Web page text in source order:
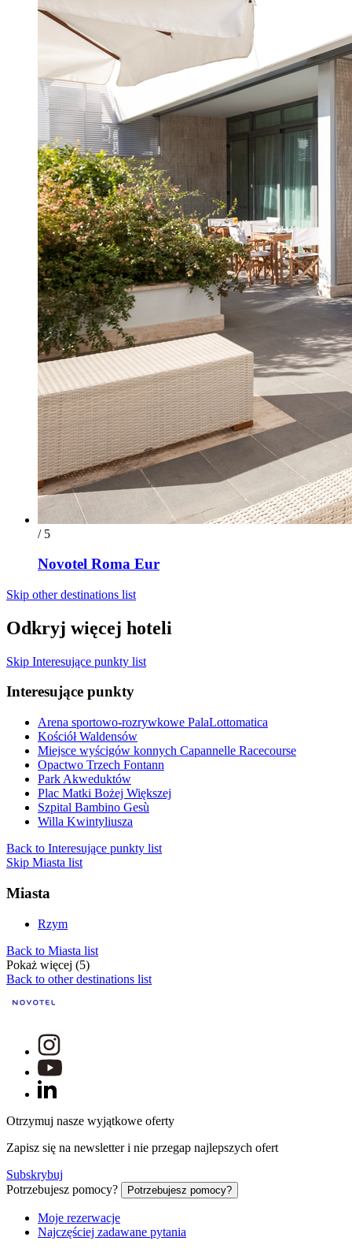
/ 5
Novotel Roma Eur
Skip other destinations list
Odkryj więcej hoteli
Skip Interesujące punkty list
Interesujące punkty
Arena sportowo-rozrywkowe PalaLottomatica
Kościół Waldensów
Miejsce wyścigów konnych Capannelle Racecourse
Opactwo Trzech Fontann
Park Akweduktów
Plac Matki Bożej Większej
Szpital Bambino Gesù
Willa Kwintyliusza
Back to Interesujące punkty list
Skip Miasta list
Miasta
Rzym
Back to Miasta list
Pokaż więcej (5)
Back to other destinations list
Otrzymuj nasze wyjątkowe oferty
Zapisz się na newsletter i nie przegap najlepszych ofert
Subskrybuj
Potrzebujesz pomocy?
Potrzebujesz pomocy?
Moje rezerwacje
Najczęściej zadawane pytania